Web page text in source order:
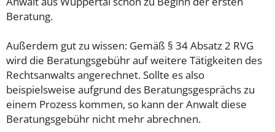
Beratung.
Außerdem gut zu wissen: Gemäß § 34 Absatz 2 RVG
wird die Beratungsgebühr auf weitere Tätigkeiten des
Rechtsanwalts angerechnet. Sollte es also
beispielsweise aufgrund des Beratungsgesprächs zu
einem Prozess kommen, so kann der Anwalt diese
Beratungsgebühr nicht mehr abrechnen.